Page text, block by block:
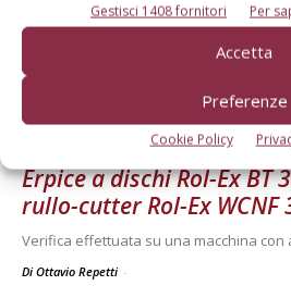
Gestisci 1408 fornitori Per
Accetta
Preferenze
Cookie Policy
Verifica effettuata su una macchina con
PROVATO DAGLI AGROMECCANICI 25
Erpice a dischi Rol-Ex BT
rullo-cutter Rol-Ex WCNF
Verifica effettuata su una macchina con
Di Ottavio Repetti -